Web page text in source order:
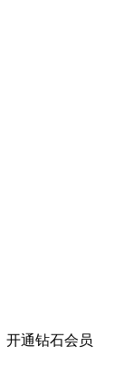
开通钻石会员